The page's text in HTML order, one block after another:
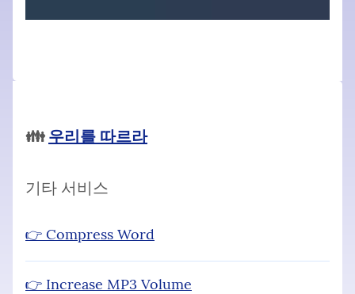
👪 우리를 따르라
기타 서비스
👉 Compress Word
👉 Increase MP3 Volume